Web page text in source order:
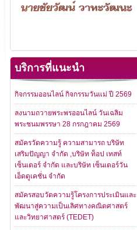
บริการที่แนะนำ
กิจกรรมออนไลน์ กิจกรรมวันแม่ ปี 2569
ลงนามถวายพระพรออนไลน์ วันเฉลิม
พระชนมพรรษา 28 กรกฎาคม 2569
สมัครวัดความรู้ ความสามารถ บริษัท
เสริมปัญญา จำกัด ,บริษัท ท็อป เทสท์
เซ็นเตอร์ จำกัด และบริษัท เซ็นเตอร์วัน
เอ็ดดูเคชั่น จำกัด
สมัครสอบวัดความรู้โครงการประเมินและ
พัฒนาสู่ความเป็นเลิศทางคณิตศาสตร์
และวิทยาศาสตร์ (TEDET)